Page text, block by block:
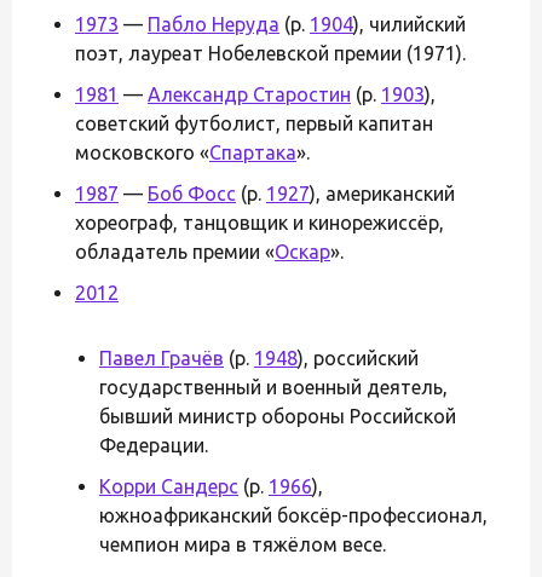
1973 — Пабло Неруда (р. 1904), чилийский
поэт, лауреат Нобелевской премии (1971).
1981 — Александр Старостин (р. 1903),
советский футболист, первый капитан
московского «Спартака».
1987 — Боб Фосс (р. 1927), американский
хореограф, танцовщик и кинорежиссёр,
обладатель премии «Оскар».
2012
Павел Грачёв (р. 1948), российский
государственный и военный деятель,
бывший министр обороны Российской
Федерации.
Корри Сандерс (р. 1966),
южноафриканский боксёр-профессионал,
чемпион мира в тяжёлом весе.